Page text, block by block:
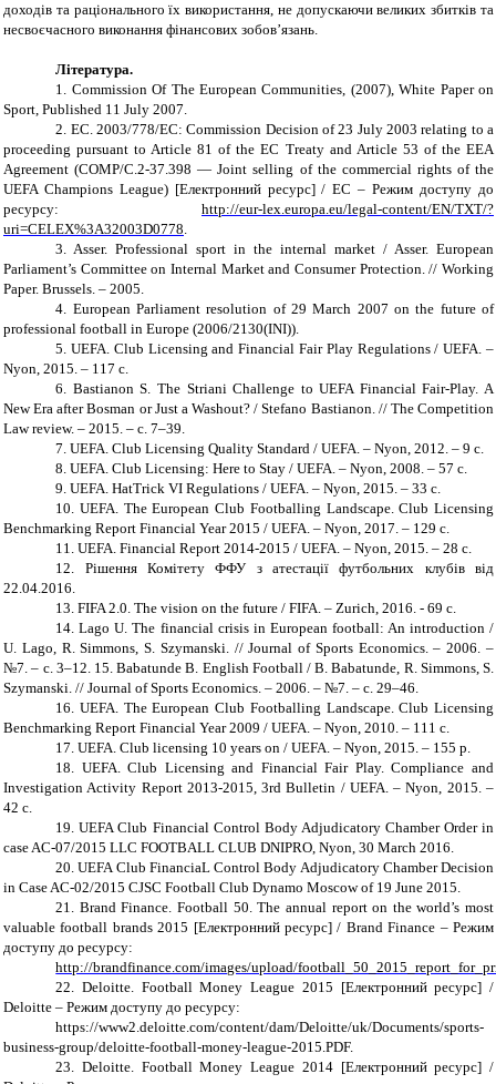
доходів та раціонального їх використання, не допускаючи великих збитків та
несвоєчасного виконання фінансових зобов’язань.
Література.
1. Commission Of The European Communities, (2007), White Paper on
Sport, Published 11 July 2007.
2. EC. 2003/778/EC: Commission Decision of 23 July 2003 relating to a
proceeding pursuant to Article 81 of the EC Treaty and Article 53 of the EEA
Agreement (COMP/C.2-37.398 — Joint selling of the commercial rights of the
UEFA Champions League) [Електронний ресурс] / EC – Режим доступу до
ресурсу: http://eur-lex.europa.eu/legal-content/EN/TXT/?
uri=CELEX%3A32003D0778.
3. Asser. Professional sport in the internal market / Asser. European
Parliament’s Committee on Internal Market and Consumer Protection. // Working
Paper. Brussels. – 2005.
4. European Parliament resolution of 29 March 2007 on the future of
professional football in Europe (2006/2130(INI)).
5. UEFA. Club Licensing and Financial Fair Play Regulations / UEFA. –
Nyon, 2015. – 117 c.
6. Bastianon S. The Striani Challenge to UEFA Financial Fair-Play. A
New Era after Bosman or Just a Washout? / Stefano Bastianon. // The Competition
Law review. – 2015. – c. 7–39.
7. UEFA. Club Licensing Quality Standard / UEFA. – Nyon, 2012. – 9 c.
8. UEFA. Club Licensing: Here to Stay / UEFA. – Nyon, 2008. – 57 c.
9. UEFA. HatTrick VI Regulations / UEFA. – Nyon, 2015. – 33 c.
10. UEFA. The European Club Footballing Landscape. Club Licensing
Benchmarking Report Financial Year 2015 / UEFA. – Nyon, 2017. – 129 c.
11. UEFA. Financial Report 2014-2015 / UEFA. – Nyon, 2015. – 28 c.
12. Рішення Комітету ФФУ з атестації футбольних клубів від
22.04.2016.
13. FIFA 2.0. The vision on the future / FIFA. – Zurich, 2016. - 69 c.
14. Lago U. The financial crisis in European football: An introduction /
U. Lago, R. Simmons, S. Szymanski. // Journal of Sports Economics. – 2006. –
№7. – c. 3–12. 15. Babatunde B. English Football / B. Babatunde, R. Simmons, S.
Szymanski. // Journal of Sports Economics. – 2006. – №7. – c. 29–46.
16. UEFA. The European Club Footballing Landscape. Club Licensing
Benchmarking Report Financial Year 2009 / UEFA. – Nyon, 2010. – 111 c.
17. UEFA. Club licensing 10 years on / UEFA. – Nyon, 2015. – 155 p.
18. UEFA.Club Licensing and Financial Fair Play. Compliance and
Investigation Activity Report 2013-2015, 3rd Bulletin / UEFA. – Nyon, 2015. –
42 c.
19. UEFA Club Financial Control Body Adjudicatory Chamber Order in
case AC-07/2015 LLC FOOTBALL CLUB DNIPRO, Nyon, 30 March 2016.
20. UEFA Club FinanciaL Control Body Adjudicatory Chamber Decision
in Case AC-02/2015 CJSC Football Club Dynamo Moscow of 19 June 2015.
21. Brand Finance. Football 50. The annual report on the world’s most
valuable football brands 2015 [Електронний ресурс] / Brand Finance – Режим
доступу до ресурсу:
http://brandfinance.com/images/upload/
22. Deloitte. Football Money League 2015 [Електронний ресурс] /
Deloitte – Режим доступу до ресурсу:
https://www2.deloitte.com/content/dam/Deloitte/uk/Documents/sports-
business-group/deloitte-football-money-league-2015.PDF.
23. Deloitte. Football Money League 2014 [Електронний ресурс] /